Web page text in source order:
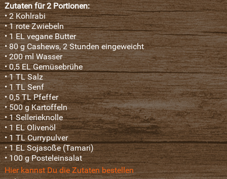
Zutaten für 2 Portionen:
• 2 Kohlrabi
• 1 rote Zwiebeln
• 1 EL vegane Butter
• 80 g Cashews, 2 Stunden eingeweicht
• 200 ml Wasser
• 0,5 EL Gemüsebrühe
• 1 TL Salz
• 1 TL Senf
• 0,5 TL Pfeffer
• 500 g Kartoffeln
• 1 Sellerieknolle
• 1 EL Olivenöl
• 1 TL Currypulver
• 1 EL Sojasoße (Tamari)
• 100 g Posteleinsalat
Hier kannst Du die Zutaten bestellen